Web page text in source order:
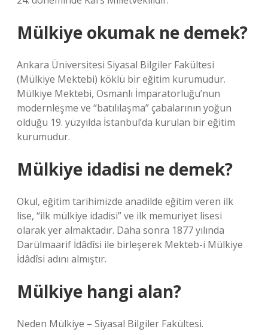
Mülkiye okumak ne demek?
Ankara Üniversitesi Siyasal Bilgiler Fakültesi
(Mülkiye Mektebi) köklü bir eğitim kurumudur.
Mülkiye Mektebi, Osmanlı İmparatorluğu’nun
modernleşme ve “batılılaşma” çabalarının yoğun
olduğu 19. yüzyılda İstanbul’da kurulan bir eğitim
kurumudur.
Mülkiye idadisi ne demek?
Okul, eğitim tarihimizde anadilde eğitim veren ilk
lise, “ilk mülkiye idadisi” ve ilk memuriyet lisesi
olarak yer almaktadır. Daha sonra 1877 yılında
Darülmaarif İdâdîsi ile birleşerek Mekteb-i Mülkiye
İdâdîsi adını almıştır.
Mülkiye hangi alan?
Neden Mülkiye – Siyasal Bilgiler Fakültesi.